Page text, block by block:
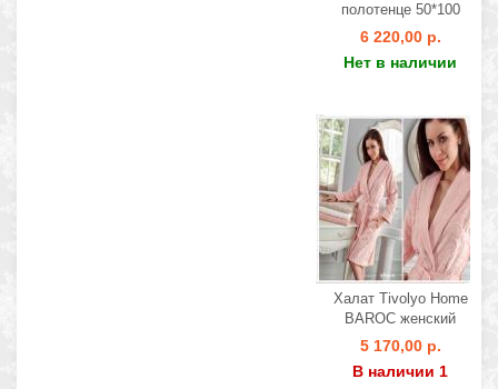
полотенце 50*100
6 220,00 р.
Нет в наличии
Халат Tivolyo Home
BAROC женский
5 170,00 р.
В наличии 1